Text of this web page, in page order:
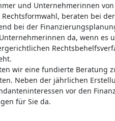
und Unternehmerinnen
beraten bei
bei der
da, wenn es
wir eine fundierte Beratung
Neben der jährlichen
vor den
für Sie da.